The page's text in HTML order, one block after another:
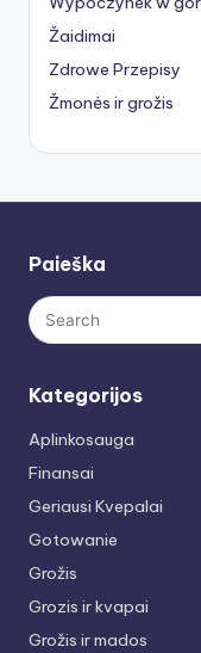
Žaidimai
Zdrowe Przepisy
Žmonės ir grožis
Paieška
Kategorijos
Aplinkosauga
Finansai
Geriausi Kvepalai
Gotowanie
Grožis
Grozis ir kvapai
Grožis ir mados